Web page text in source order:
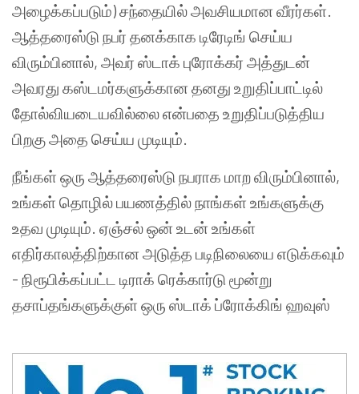
அழைக்கப்படும்) சந்தையில் அவசியமான வீரர்கள்.
ஆத்தரைஸ்டு நபர் தனக்காக டிரேடிங் செய்ய
விரும்பினால், அவர் ஸ்டாக் புரோக்கர் அத்துடன்
அவரது கஸ்டமர்களுக்கான தனது உறுதிப்பாட்டில்
தோல்வியடையவில்லை என்பதை உறுதிப்படுத்திய
பிறகு அதை செய்ய முடியும்.
நீங்கள் ஒரு ஆத்தரைஸ்டு நபராக மாற விரும்பினால்,
உங்கள் தொழில் பயணத்தில் நாங்கள் உங்களுக்கு
உதவ முடியும். ஏஞ்சல் ஒன் உடன் உங்கள்
எதிர்காலத்திற்கான அடுத்த படிநிலையை எடுக்கவும்
- நிரூபிக்கப்பட்ட டிராக் ரெக்கார்டு மூன்று
தசாப்தங்களுக்குள் ஒரு ஸ்டாக் ப்ரோக்கிங் ஹவுஸ்